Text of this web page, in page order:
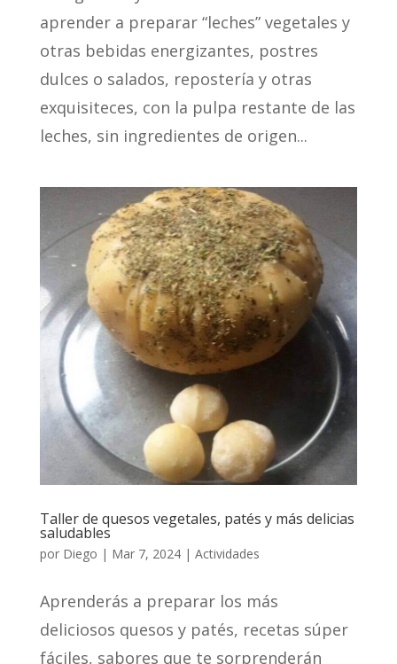
aprender a preparar “leches” vegetales y
otras bebidas energizantes, postres
dulces o salados, repostería y otras
exquisiteces, con la pulpa restante de las
leches, sin ingredientes de origen...
Taller de quesos vegetales, patés y más delicias
saludables
por Diego | Mar 7, 2024| Actividades
Aprenderás a preparar los más
deliciosos quesos y patés, recetas súper
fáciles, sabores que te sorprenderán